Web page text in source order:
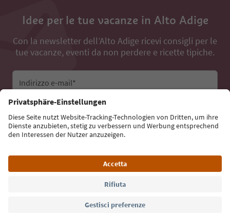
Idee per le tue vacanze in Alto Adige
Con la newsletter dell’Alto Adige ricevi consigli per le
tue vacanze, eventi da non perdere e ricette tipiche.
Indirizzo e-mail*
Iscriviti alla newsletter